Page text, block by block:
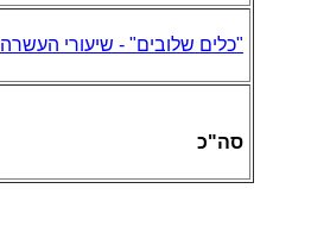
"כלים שלובים" - שיעורי העשרה
סה"כ